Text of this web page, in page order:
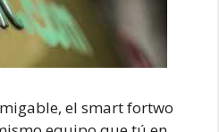
el smart fortwo